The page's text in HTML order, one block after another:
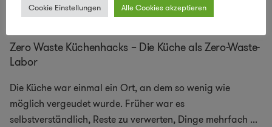
Zero Waste Küchenhacks – Die Küche als Zero-Waste-
Labor
Die Küche war einmal ein Ort, an dem so wenig wie
möglich vergeudet wurde. Früher war es
selbstverständlich, Reste zu verwerten, Dinge mehrfach ...
Cookie Einstellungen Alle Cookies akzeptieren